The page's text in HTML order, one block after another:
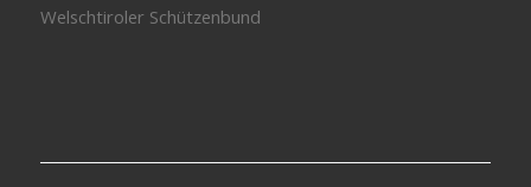
Welschtiroler Schützenbund